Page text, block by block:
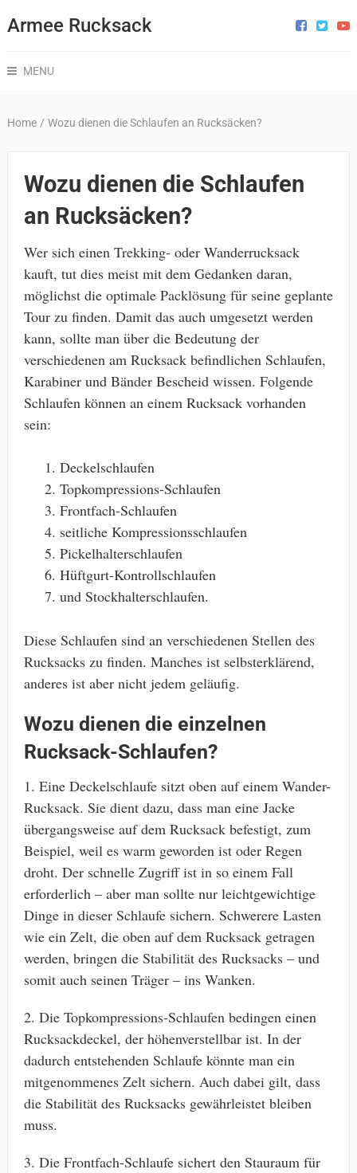
Armee Rucksack
MENU
Home / Wozu dienen die Schlaufen an Rucksäcken?
Wozu dienen die Schlaufen
an Rucksäcken?
Wer sich einen Trekking- oder Wanderrucksack
kauft, tut dies meist mit dem Gedanken daran,
möglichst die optimale Packlösung für seine geplante
Tour zu finden. Damit das auch umgesetzt werden
kann, sollte man über die Bedeutung der
verschiedenen am Rucksack befindlichen Schlaufen,
Karabiner und Bänder Bescheid wissen. Folgende
Schlaufen können an einem Rucksack vorhanden
sein:
Deckelschlaufen
Topkompressions-Schlaufen
Frontfach-Schlaufen
seitliche Kompressionsschlaufen
Pickelhalterschlaufen
Hüftgurt-Kontrollschlaufen
und Stockhalterschlaufen.
Diese Schlaufen sind an verschiedenen Stellen des
Rucksacks zu finden. Manches ist selbsterklärend,
anderes ist aber nicht jedem geläufig.
Wozu dienen die einzelnen
Rucksack-Schlaufen?
1. Eine Deckelschlaufe sitzt oben auf einem Wander-
Rucksack. Sie dient dazu, dass man eine Jacke
übergangsweise auf dem Rucksack befestigt, zum
Beispiel, weil es warm geworden ist oder Regen
droht. Der schnelle Zugriff ist in so einem Fall
erforderlich – aber man sollte nur leichtgewichtige
Dinge in dieser Schlaufe sichern. Schwerere Lasten
wie ein Zelt, die oben auf dem Rucksack getragen
werden, bringen die Stabilität des Rucksacks – und
somit auch seinen Träger – ins Wanken.
2. Die Topkompressions-Schlaufen bedingen einen
Rucksackdeckel, der höhenverstellbar ist. In der
dadurch entstehenden Schlaufe könnte man ein
mitgenommenes Zelt sichern. Auch dabei gilt, dass
die Stabilität des Rucksacks gewährleistet bleiben
muss.
3. Die Frontfach-Schlaufe sichert den Stauraum für